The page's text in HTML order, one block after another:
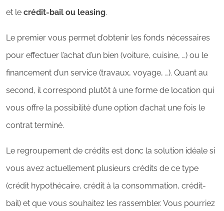
et le crédit-bail ou leasing.
Le premier vous permet d’obtenir les fonds nécessaires
pour effectuer l’achat d’un bien (voiture, cuisine, …) ou le
financement d’un service (travaux, voyage, …). Quant au
second, il correspond plutôt à une forme de location qui
vous offre la possibilité d’une option d’achat une fois le
contrat terminé.
Le regroupement de crédits est donc la solution idéale si
vous avez actuellement plusieurs crédits de ce type
(crédit hypothécaire, crédit à la consommation, crédit-
bail) et que vous souhaitez les rassembler. Vous pourriez